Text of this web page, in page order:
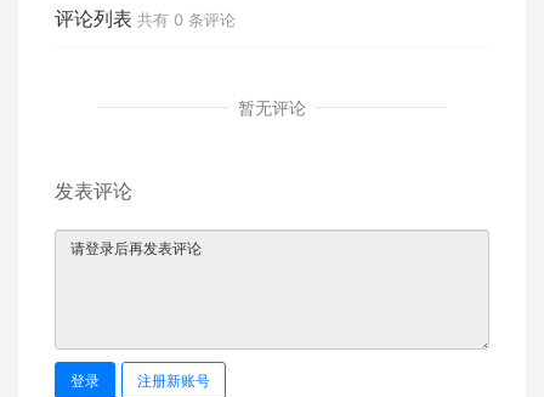
评论列表 共有 0 条评论
暂无评论
发表评论
登录 注册新账号